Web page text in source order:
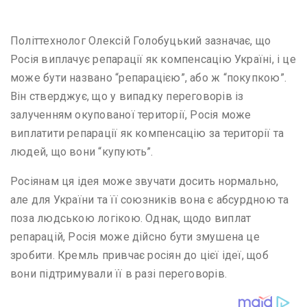
Політтехнолог Олексій Голобуцький зазначає, що
Росія виплачує репарації як компенсацію Україні, і це
може бути названо “репарацією”, або ж “покупкою”.
Він стверджує, що у випадку переговорів із
залученням окупованої території, Росія може
виплатити репарації як компенсацію за території та
людей, що вони “купують”.
Росіянам ця ідея може звучати досить нормально,
але для України та її союзників вона є абсурдною та
поза людською логікою. Однак, щодо виплат
репарацій, Росія може дійсно бути змушена це
зробити. Кремль привчає росіян до цієї ідеї, щоб
вони підтримували її в разі переговорів.